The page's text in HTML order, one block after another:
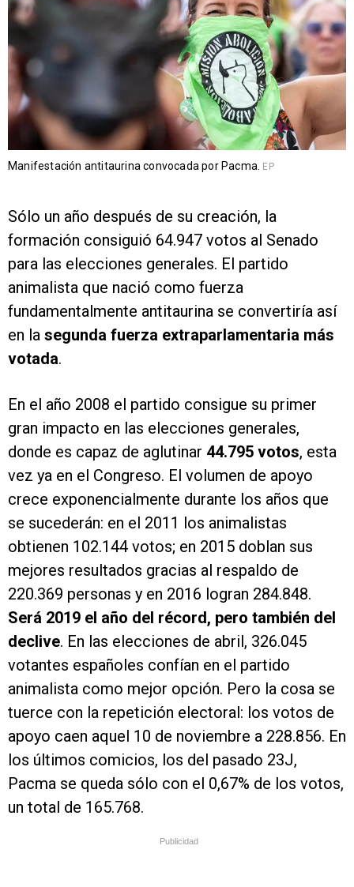
Manifestación antitaurina convocada por Pacma. EP
Sólo un año después de su creación, la
formación consiguió 64.947 votos al Senado
para las elecciones generales. El partido
animalista que nació como fuerza
fundamentalmente antitaurina se convertiría así
en la segunda fuerza extraparlamentaria más
votada.
En el año 2008 el partido consigue su primer
gran impacto en las elecciones generales,
donde es capaz de aglutinar 44.795 votos, esta
vez ya en el Congreso. El volumen de apoyo
crece exponencialmente durante los años que
se sucederán: en el 2011 los animalistas
obtienen 102.144 votos; en 2015 doblan sus
mejores resultados gracias al respaldo de
220.369 personas y en 2016 logran 284.848.
Será 2019 el año del récord, pero también del
declive. En las elecciones de abril, 326.045
votantes españoles confían en el partido
animalista como mejor opción. Pero la cosa se
tuerce con la repetición electoral: los votos de
apoyo caen aquel 10 de noviembre a 228.856. En
los últimos comicios, los del pasado 23J,
Pacma se queda sólo con el 0,67% de los votos,
un total de 165.768.
Publicidad